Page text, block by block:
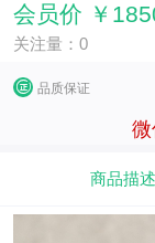
会员价 ￥
关注量：0
品质保证
商品描述